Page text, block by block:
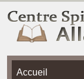
Accueil